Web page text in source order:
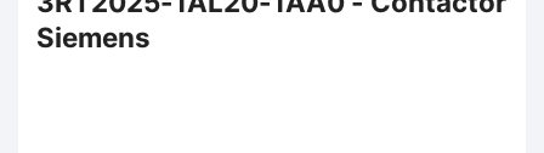
Siemens